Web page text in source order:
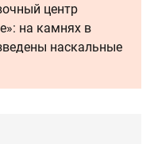
центр
на камнях в
наскальные